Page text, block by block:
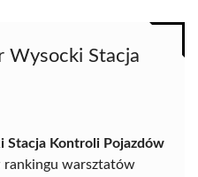
Wysocki Stacja
Kontroli Pojazdów
rankingu warsztatów